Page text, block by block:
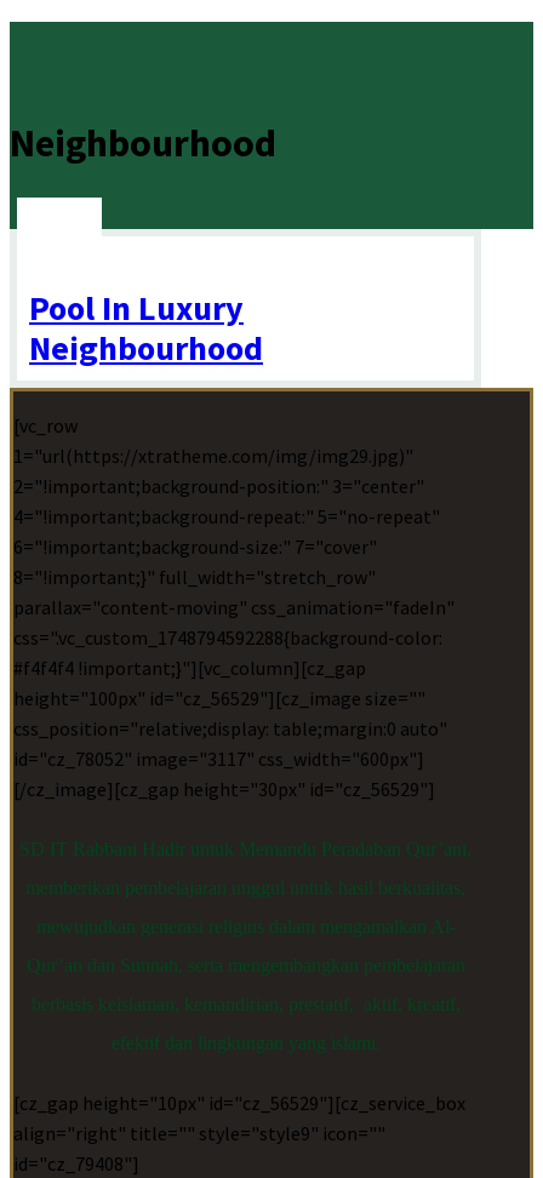
Neighbourhood
Pool In Luxury
Neighbourhood
[vc_row
1="url(https://xtratheme.com/img/img29.jpg)"
2="!important;background-position:" 3="center"
4="!important;background-repeat:" 5="no-repeat"
6="!important;background-size:" 7="cover"
8="!important;}" full_width="stretch_row"
parallax="content-moving" css_animation="fadeIn"
css=".vc_custom_1748794592288{background-color:
#f4f4f4 !important;}"][vc_column][cz_gap
height="100px" id="cz_56529"][cz_image size=""
css_position="relative;display: table;margin:0 auto"
id="cz_78052" image="3117" css_width="600px"]
[/cz_image][cz_gap height="30px" id="cz_56529"]
SD IT Rabbani Hadir untuk Memandu Peradaban Qur’ani,
memberikan pembelajaran unggul untuk hasil berkualitas,
mewujudkan generasi religius dalam mengamalkan Al-
Qur’an dan Sunnah, serta mengembangkan pembelajaran
berbasis keislaman, kemandirian, prestatif, aktif, kreatif,
efektif dan lingkungan yang islami.
[cz_gap height="10px" id="cz_56529"][cz_service_box
align="right" title="" style="style9" icon=""
id="cz_79408"]